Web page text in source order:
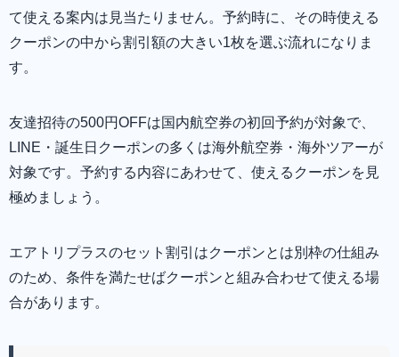
て使える案内は見当たりません。予約時に、その時使える
クーポンの中から割引額の大きい1枚を選ぶ流れになりま
す。
友達招待の500円OFFは国内航空券の初回予約が対象で、
LINE・誕生日クーポンの多くは海外航空券・海外ツアーが
対象です。予約する内容にあわせて、使えるクーポンを見
極めましょう。
エアトリプラスのセット割引はクーポンとは別枠の仕組み
のため、条件を満たせばクーポンと組み合わせて使える場
合があります。